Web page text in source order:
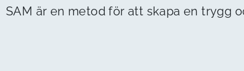
SAM är en metod för att skapa en trygg